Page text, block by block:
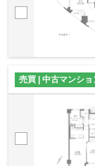
売買 | 中古マンショ